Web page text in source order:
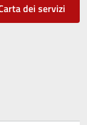
dei servizi